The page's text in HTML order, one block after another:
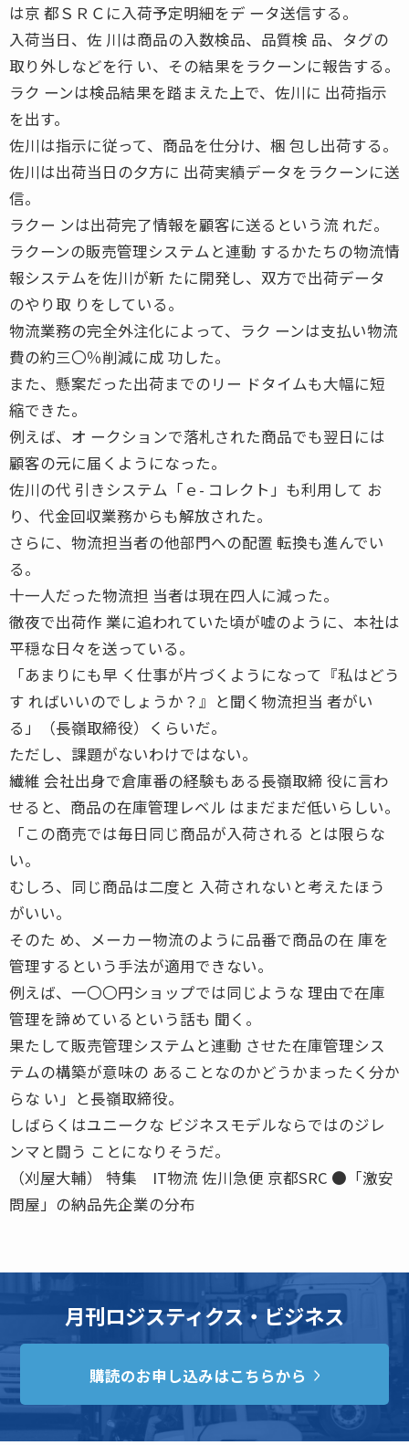
は京 都ＳＲＣに入荷予定明細をデ ータ送信する。
入荷当日、佐 川は商品の入数検品、品質検 品、タグの
取り外しなどを行 い、その結果をラクーンに報告する。
ラク ーンは検品結果を踏まえた上で、佐川に 出荷指示
を出す。
佐川は指示に従って、商品を仕分け、梱 包し出荷する。
佐川は出荷当日の夕方に 出荷実績データをラクーンに送
信。
ラクー ンは出荷完了情報を顧客に送るという流 れだ。
ラクーンの販売管理システムと連動 するかたちの物流情
報システムを佐川が新 たに開発し、双方で出荷データ
のやり取 りをしている。
物流業務の完全外注化によって、ラク ーンは支払い物流
費の約三〇％削減に成 功した。
また、懸案だった出荷までのリー ドタイムも大幅に短
縮できた。
例えば、オ ークションで落札された商品でも翌日には
顧客の元に届くようになった。
佐川の代 引きシステム「ｅ- コレクト」も利用して お
り、代金回収業務からも解放された。
さらに、物流担当者の他部門への配置 転換も進んでい
る。
十一人だった物流担 当者は現在四人に減った。
徹夜で出荷作 業に追われていた頃が嘘のように、本社は
平穏な日々を送っている。
「あまりにも早 く仕事が片づくようになって『私はどう
す ればいいのでしょうか？』と聞く物流担当 者がい
る」（長嶺取締役）くらいだ。
ただし、課題がないわけではない。
繊維 会社出身で倉庫番の経験もある長嶺取締 役に言わ
せると、商品の在庫管理レベル はまだまだ低いらしい。
「この商売では毎日同じ商品が入荷される とは限らな
い。
むしろ、同じ商品は二度と 入荷されないと考えたほう
がいい。
そのた め、メーカー物流のように品番で商品の在 庫を
管理するという手法が適用できない。
例えば、一〇〇円ショップでは同じような 理由で在庫
管理を諦めているという話も 聞く。
果たして販売管理システムと連動 させた在庫管理シス
テムの構築が意味の あることなのかどうかまったく分か
らな い」と長嶺取締役。
しばらくはユニークな ビジネスモデルならではのジレ
ンマと闘う ことになりそうだ。
（刈屋大輔） 特集 IT物流 佐川急便 京都SRC ●「激安
問屋」の納品先企業の分布
月刊ロジスティクス・ビジネス
購読のお申し込みはこちらから